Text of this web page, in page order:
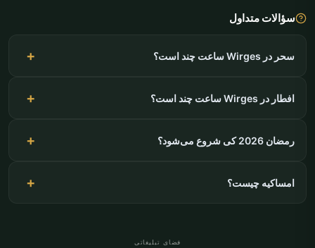
سؤالات متداول
سحر در Wirges ساعت چند است؟
افطار در Wirges ساعت چند است؟
رمضان 2026 کی شروع می‌شود؟
امساکیه چیست؟
فضای تبلیغاتی